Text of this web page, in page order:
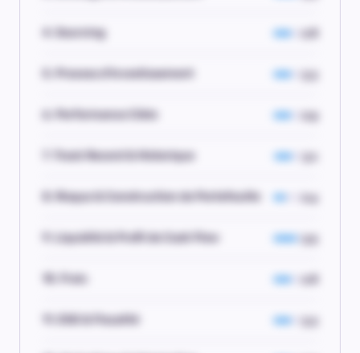
4. Sourcing
5. Process d'Investissement
6. Performance Cible 2.9
7. Track Record & Historique
8. Risque & Construction de Portefeuille 2.4
9. Liquidité & Profil de Cash Flow 3.5
10. Frais
11. ESG & Fiscalité